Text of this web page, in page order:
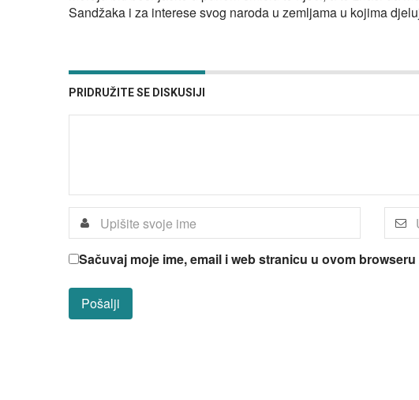
Sandžaka i za interese svog naroda u zemljama u kojima
PRIDRUŽITE SE DISKUSIJI
Sačuvaj moje ime, email i web stranicu u ovom